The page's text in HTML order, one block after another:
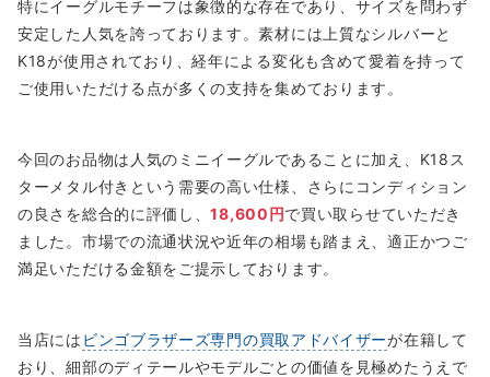
特にイーグルモチーフは象徴的な存在であり、サイズを問わず
安定した人気を誇っております。素材には上質なシルバーと
K18が使用されており、経年による変化も含めて愛着を持って
ご使用いただける点が多くの支持を集めております。
今回のお品物は人気のミニイーグルであることに加え、K18ス
ターメタル付きという需要の高い仕様、さらにコンディション
の良さを総合的に評価し、18,600円で買い取らせていただき
ました。市場での流通状況や近年の相場も踏まえ、適正かつご
満足いただける金額をご提示しております。
当店には ビンゴブラザーズ専門の買取アドバイザーが在籍して
おり、細部のディテールやモデルごとの価値を見極めたうえで